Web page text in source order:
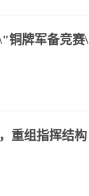
铜牌军备竞赛\"
重组指挥结构